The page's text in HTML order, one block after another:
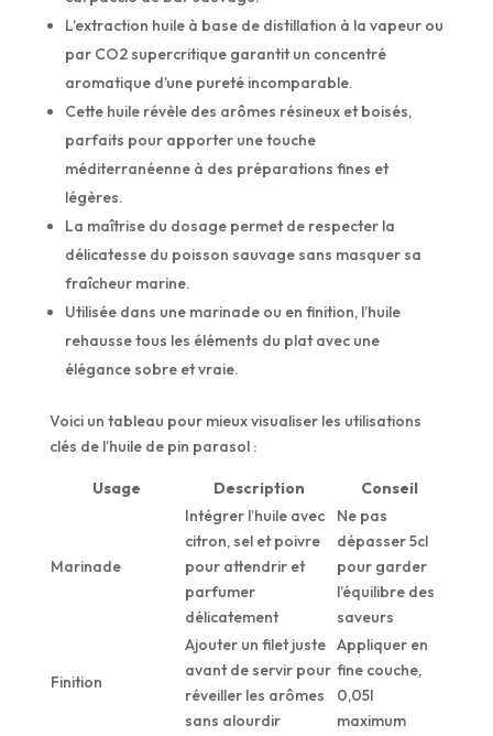
L’extraction huile à base de distillation à la vapeur ou
par CO2 supercritique garantit un concentré
aromatique d’une pureté incomparable.
Cette huile révèle des arômes résineux et boisés,
parfaits pour apporter une touche
méditerranéenne à des préparations fines et
légères.
La maîtrise du dosage permet de respecter la
délicatesse du poisson sauvage sans masquer sa
fraîcheur marine.
Utilisée dans une marinade ou en finition, l’huile
rehausse tous les éléments du plat avec une
élégance sobre et vraie.
Voici un tableau pour mieux visualiser les utilisations
clés de l’huile de pin parasol :
Usage Description Conseil
Marinade
Intégrer l’huile avec
citron, sel et poivre
pour attendrir et
parfumer
délicatement
Ne pas
dépasser 5cl
pour garder
l’équilibre des
saveurs
Finition
Ajouter un filet juste
avant de servir pour
réveiller les arômes
sans alourdir
Appliquer en
fine couche,
0,05l
maximum